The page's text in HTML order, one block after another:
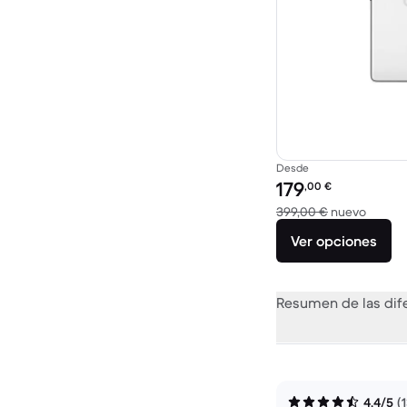
Desde
Precio reacondicionado:
179,00 €
399,00 € nuevoEl
Ver opciones
Resumen de las
4,4/5